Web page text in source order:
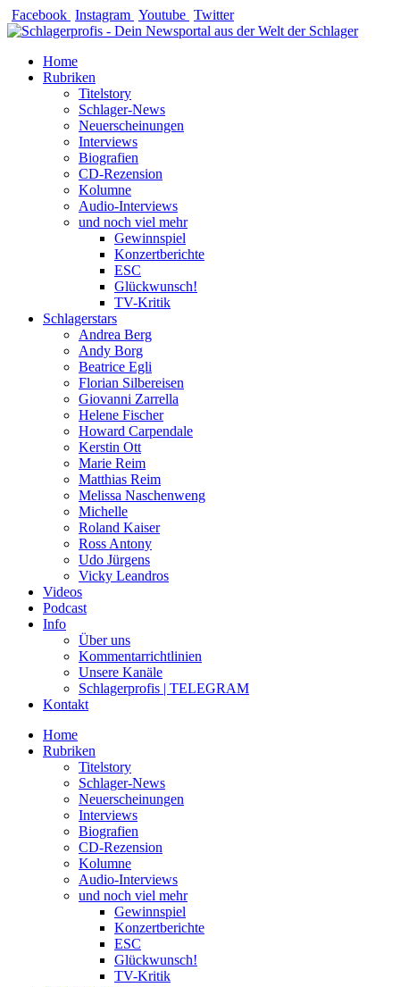
Zum
Inhalt
Facebook Instagram Youtube Twitter
Home
Rubriken
Titelstory
Schlager-News
Neuerscheinungen
Interviews
Biografien
CD-Rezension
Kolumne
Audio-Interviews
und noch viel mehr
Gewinnspiel
Konzertberichte
ESC
Glückwunsch!
TV-Kritik
Schlagerstars
Andrea Berg
Andy Borg
Beatrice Egli
Florian Silbereisen
Giovanni Zarrella
Helene Fischer
Howard Carpendale
Kerstin Ott
Marie Reim
Matthias Reim
Melissa Naschenweng
Michelle
Roland Kaiser
Ross Antony
Udo Jürgens
Vicky Leandros
Videos
Podcast
Info
Über uns
Kommentarrichtlinien
Unsere Kanäle
Schlagerprofis | TELEGRAM
Kontakt
Home
Rubriken
Titelstory
Schlager-News
Neuerscheinungen
Interviews
Biografien
CD-Rezension
Kolumne
Audio-Interviews
und noch viel mehr
Gewinnspiel
Konzertberichte
ESC
Glückwunsch!
TV-Kritik